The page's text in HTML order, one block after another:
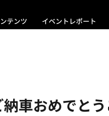
テンツ イベントレポート
車おめでとう